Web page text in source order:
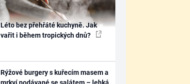
Léto bez přehřáté kuchyně. Jak
vařit i během tropických dnů?
Rýžové burgery s kuřecím masem a
mrkví podávané se salátem – lehká